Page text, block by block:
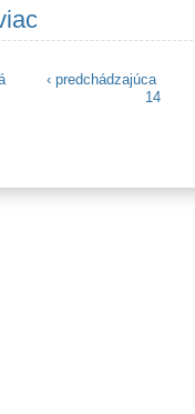
‹ predchádzajúca
14